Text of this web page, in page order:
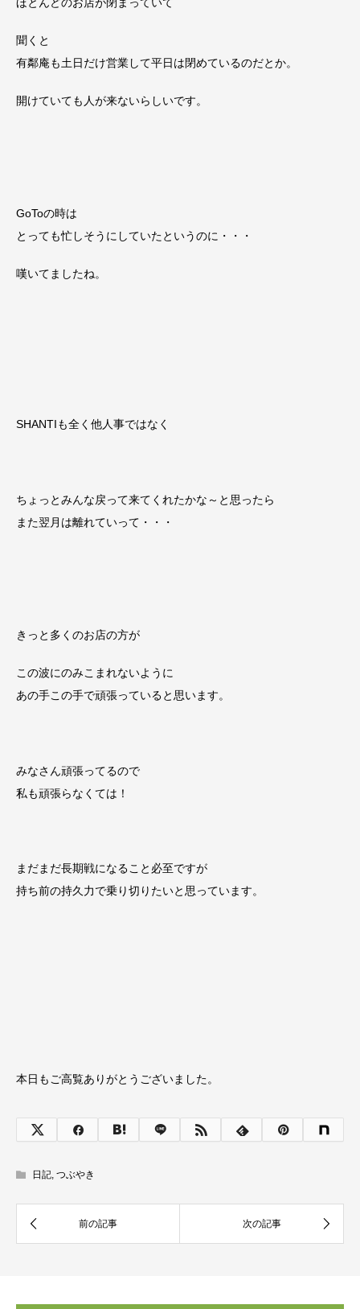
ほとんどのお店が閉まっていて
聞くと
有鄰庵も土日だけ営業して平日は閉めているのだとか。
開けていても人が来ないらしいです。
GoToの時は
とっても忙しそうにしていたというのに・・・
嘆いてましたね。
SHANTIも全く他人事ではなく
ちょっとみんな戻って来てくれたかな～と思ったら
また翌月は離れていって・・・
きっと多くのお店の方が
この波にのみこまれないように
あの手この手で頑張っていると思います。
みなさん頑張ってるので
私も頑張らなくては！
まだまだ長期戦になること必至ですが
持ち前の持久力で乗り切りたいと思っています。
本日もご高覧ありがとうございました。
日記, つぶやき